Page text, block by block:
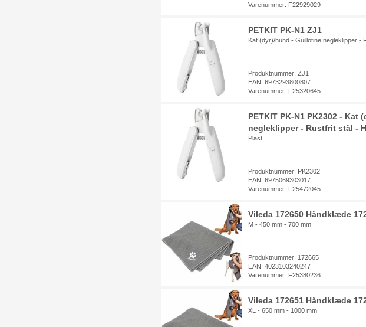
Varenummer: F22929029
PETKIT PK-N1 ZJ1
Kat (dyr)/hund - Guillotine negleklipper -
Produktnummer: ZJ1
EAN: 6973293800807
Varenummer: F25320645
PETKIT PK-N1 PK2302 -
negleklipper - Rustfrit stål -
Plast
Produktnummer: PK2302
EAN: 6975069303017
Varenummer: F25472045
Vileda 172650 Håndklæde
M - 450 mm - 700 mm
Produktnummer: 172665
EAN: 4023103240247
Varenummer: F25380236
Vileda 172651 Håndklæde
XL - 650 mm - 1000 mm